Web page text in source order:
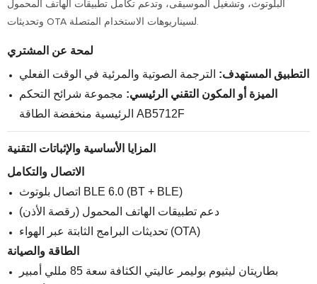
البلوتوث، وتشغيل الموسيقى، وتدعم تكامل تطبيقات الهاتف المحمول
وتحديثات OTA لسيناريوهات الاستخدام المتصلة.
لمحة عن المشتري
التطبيق المستهدف: الترجمة الصوتية والمرئية في الوقت الفعلي
الميزة أو المكون التقني الرئيسي: مجموعة شرائح التحكم
الرئيسية منخفضة الطاقة AB5712F
المزايا الأساسية والإثباتات التقنية
الاتصال والتكامل
اتصال بلوتوث BLE 6.0 (BT + BLE)
دعم تطبيقات الهاتف المحمول (رقصة الأذن)
تحديثات البرامج الثابتة عبر الهواء (OTA)
الطاقة والصيانة
بطاريتان ليثيوم بوليمر عاليتي الكثافة سعة 85 مللي أمبير